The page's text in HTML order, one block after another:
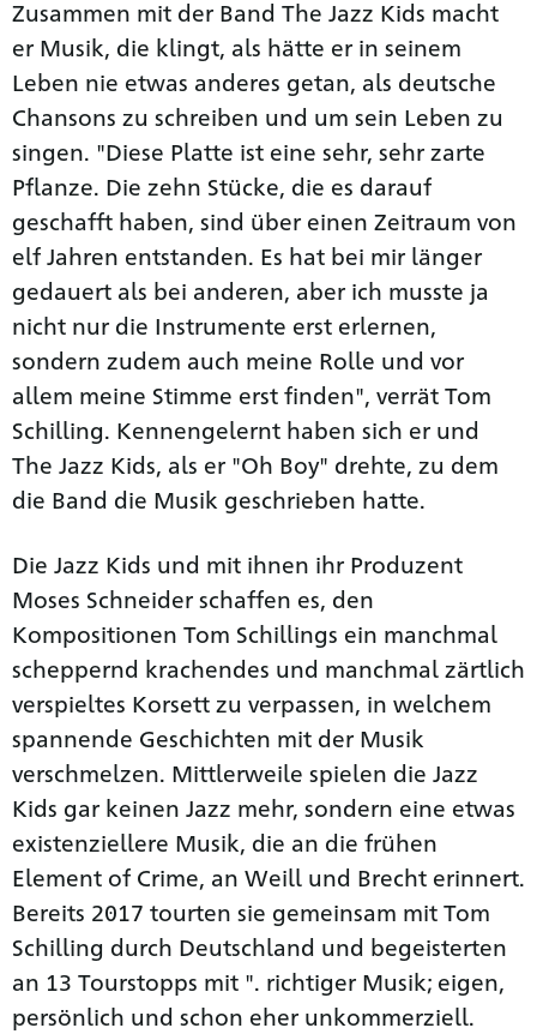
Zusammen mit der Band The Jazz Kids macht
er Musik, die klingt, als hätte er in seinem
Leben nie etwas anderes getan, als deutsche
Chansons zu schreiben und um sein Leben zu
singen. "Diese Platte ist eine sehr, sehr zarte
Pflanze. Die zehn Stücke, die es darauf
geschafft haben, sind über einen Zeitraum von
elf Jahren entstanden. Es hat bei mir länger
gedauert als bei anderen, aber ich musste ja
nicht nur die Instrumente erst erlernen,
sondern zudem auch meine Rolle und vor
allem meine Stimme erst finden", verrät Tom
Schilling. Kennengelernt haben sich er und
The Jazz Kids, als er "Oh Boy" drehte, zu dem
die Band die Musik geschrieben hatte.
Die Jazz Kids und mit ihnen ihr Produzent
Moses Schneider schaffen es, den
Kompositionen Tom Schillings ein manchmal
scheppernd krachendes und manchmal zärtlich
verspieltes Korsett zu verpassen, in welchem
spannende Geschichten mit der Musik
verschmelzen. Mittlerweile spielen die Jazz
Kids gar keinen Jazz mehr, sondern eine etwas
existenziellere Musik, die an die frühen
Element of Crime, an Weill und Brecht erinnert.
Bereits 2017 tourten sie gemeinsam mit Tom
Schilling durch Deutschland und begeisterten
an 13 Tourstopps mit ". richtiger Musik; eigen,
persönlich und schon eher unkommerziell.